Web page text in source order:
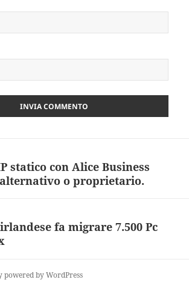
statico con Alice Business
o proprietario.
fa migrare 7.500 Pc
powered by WordPress